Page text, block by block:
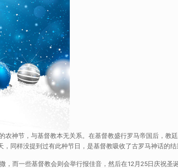
农神节，与基督教本无关系。在基督教盛行罗马帝国后，
同样没提到过有此种节日，是基督教吸收了古罗马神话的结
，而一些基督教会则会举行报佳音，然后在12月25日庆祝